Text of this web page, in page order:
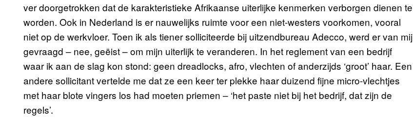
ver doorgetrokken dat de karakteristieke Afrikaanse uiterlijke kenmerken verborgen dienen te
worden. Ook in Nederland is er nauwelijks ruimte voor een niet-westers voorkomen, vooral
niet op de werkvloer. Toen ik als tiener solliciteerde bij uitzendbureau Adecco, werd er van mij
gevraagd – nee, geëist – om mijn uiterlijk te veranderen. In het reglement van een bedrijf
waar ik aan de slag kon stond: geen dreadlocks, afro, vlechten of anderzijds ‘groot’ haar. Een
andere sollicitant vertelde me dat ze een keer ter plekke haar duizend fijne micro-vlechtjes
met haar blote vingers los had moeten priemen – ‘het paste niet bij het bedrijf, dat zijn de
regels’.